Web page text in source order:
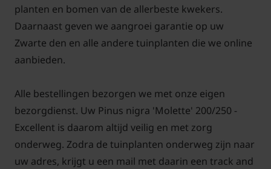
planten en bomen van de allerbeste kwekers.
Daarnaast geven we aangroei garantie op uw
Zwarte den en alle andere tuinplanten die we online
aanbieden.
Alle bestellingen bezorgen we met onze eigen
bezorgdienst. Uw Pinus nigra 'Molette' 200/250 -
Excellent is daarom altijd veilig en met zorg
onderweg. Zodra de tuinplanten onderweg zijn naar
uw adres, krijgt u een mail met daarin een track and